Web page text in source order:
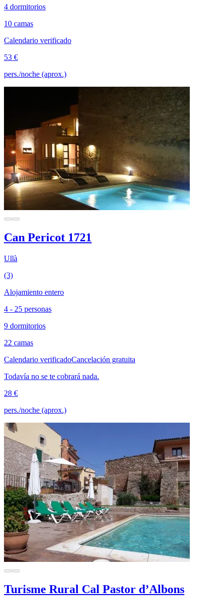
4 dormitorios
10 camas
Calendario verificado
53 €
pers./noche (aprox.)
Can Pericot 1721
Ullà
(3)
Alojamiento entero
4 - 25 personas
9 dormitorios
22 camas
Calendario verificadoCancelación gratuita
Todavía no se te cobrará nada.
28 €
pers./noche (aprox.)
Turisme Rural Cal Pastor d’Albons